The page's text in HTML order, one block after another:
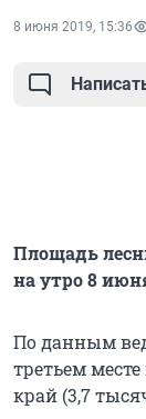
8 июня 2019, 15:36
Площадь
на утро 8
По данным
третьем
край (3,7